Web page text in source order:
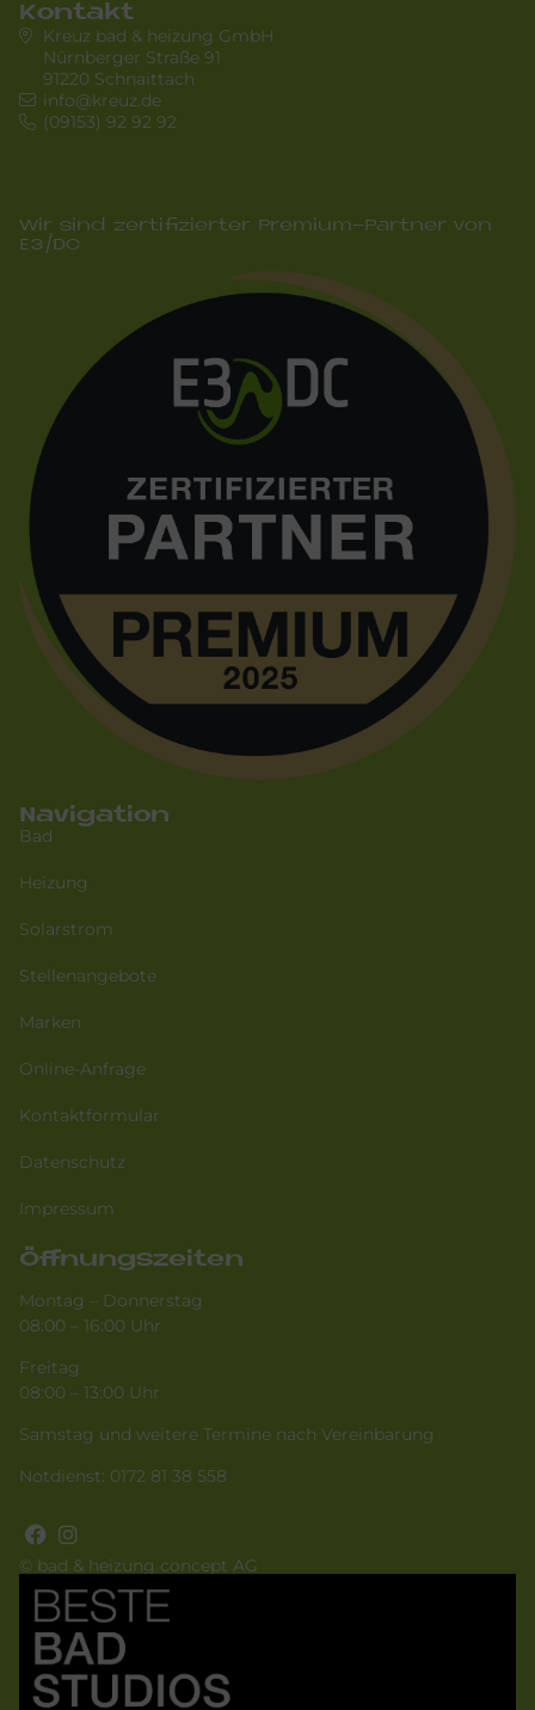
© bad & heizung concept AG
Kontakt
Kreuz bad & heizung GmbH
Nürnberger Straße 91
91220 Schnaittach
info@kreuz.de
(09153) 92 92 92
Wir sind zertifizierter Premium-Partner von
E3/DC
Navigation
Bad
Heizung
Solarstrom
Stellenangebote
Marken
Online-Anfrage
Kontaktformular
Datenschutz
Impressum
Öffnungszeiten
Montag – Donnerstag
08:00 – 16:00 Uhr
Freitag
08:00 – 13:00 Uhr
Samstag und weitere Termine nach Vereinbarung
Notdienst: 0172 81 38 558